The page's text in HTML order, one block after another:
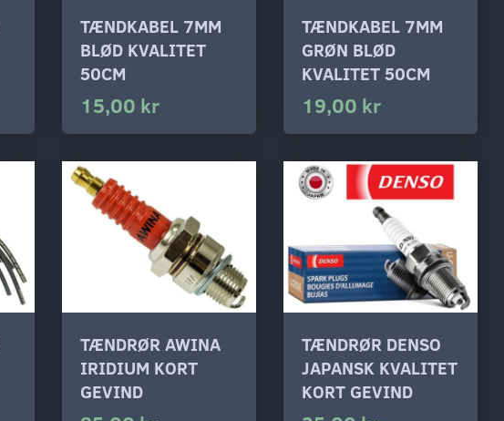
TÆNDKABEL 7MM
BLØD KVALITET
50CM
15,00 kr
TÆNDKABEL 7MM
GRØN BLØD
KVALITET 50CM
19,00 kr
TÆNDRØR AWINA
IRIDIUM KORT
GEVIND
TÆNDRØR DENSO
JAPANSK KVALITET
KORT GEVIND